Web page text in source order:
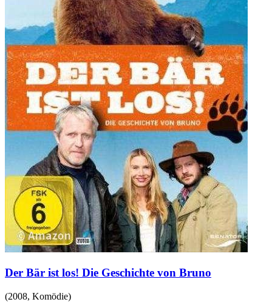
Der Bär ist los! Die Geschichte von Bruno
(2008, Komödie)